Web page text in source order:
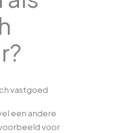
vastgoed
een andere
voor